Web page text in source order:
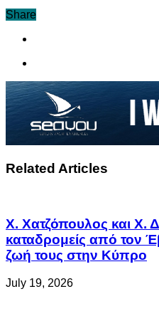
Share
Related Articles
Χ. Χατζόπουλος και Χ.
καταδρομείς από τον
ζωή τους στην Κύπρο
July 19, 2026